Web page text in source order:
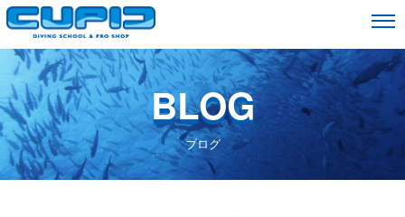
BLOG
ブログ